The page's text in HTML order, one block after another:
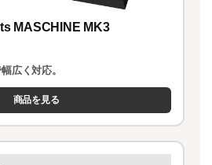
MASCHINE MK3
広く対応。
商品を見る